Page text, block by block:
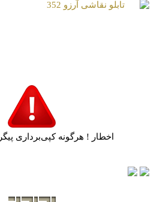
اخطار ! هرگونه کپی‌برداری